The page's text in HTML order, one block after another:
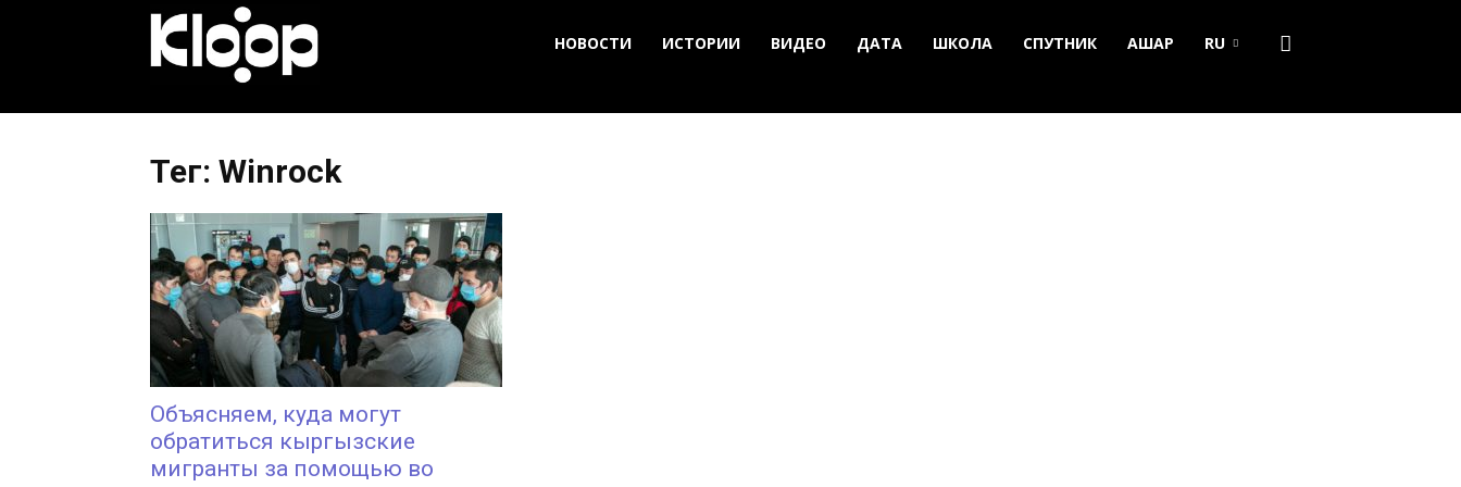
Новости
Кыргызстана
НОВОСТИ ИСТОРИИ ВИДЕО ДАТА ШКОЛА СПУТНИК АШАР RU
Тег: Winrock
Объясняем, куда могут
обратиться кыргызские
мигранты за помощью во